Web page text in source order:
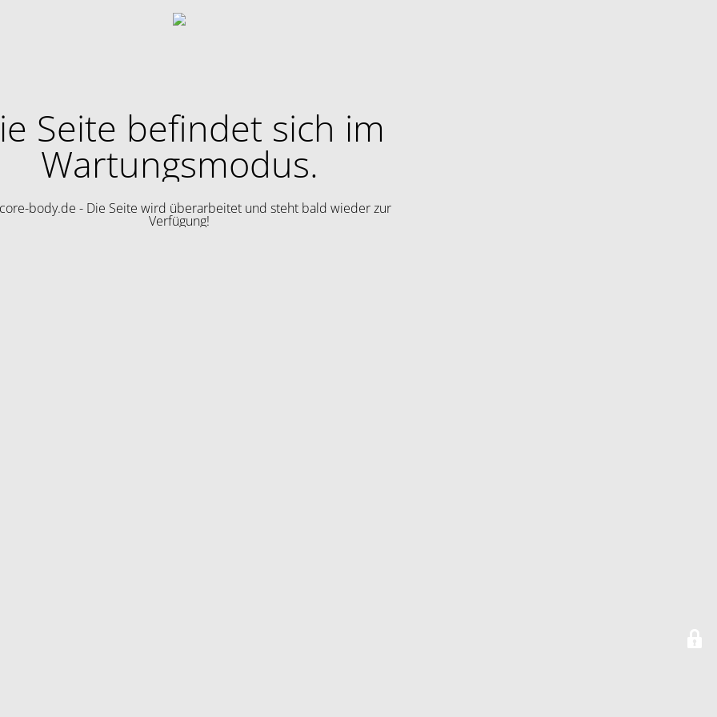
Seite befindet sich im
Wartungsmodus.
body.de - Die Seite wird überarbeitet und steht bald wieder zur
Verfügung!